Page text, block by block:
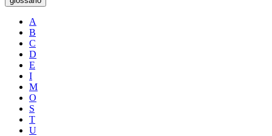
A
B
C
D
E
I
M
O
S
T
U